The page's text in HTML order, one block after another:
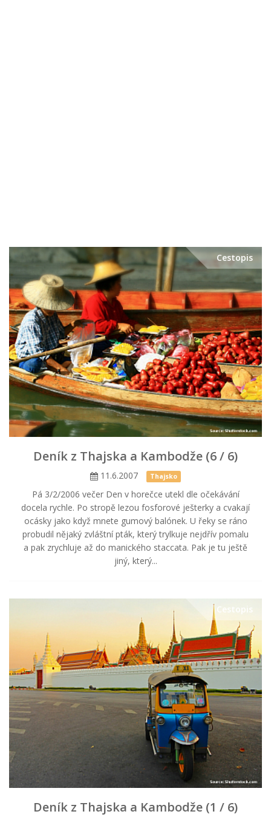
Cestopis
Deník z Thajska a Kambodže (6 / 6)
11.6.2007 Thajsko
Pá 3/2/2006 večer Den v horečce utekl dle očekávání
docela rychle. Po stropě lezou fosforové ješterky a cvakají
ocásky jako když mnete gumový balónek. U řeky se ráno
probudil nějaký zvláštní pták, který trylkuje nejdřív pomalu
a pak zrychluje až do manického staccata. Pak je tu ještě
jiný, který...
Cestopis
Deník z Thajska a Kambodže (1 / 6)